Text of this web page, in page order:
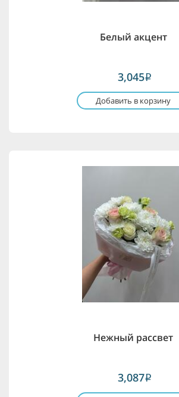
Белый акцент
3,045i
Добавить в корзину
Нежный рассвет
3,087i